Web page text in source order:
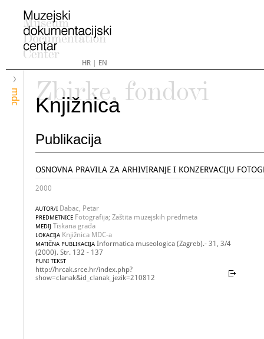
HR| EN
mdc
Zbirke, fondovi
Knjižnica
Publikacija
OSNOVNA PRAVILA ZA ARHIVIRANJE I KONZERVACIJU
2000
AUTOR/I Dabac, Petar
PREDMETNICE Fotografija; Zaštita muzejskih predmeta
MEDIJ Tiskana građa
LOKACIJA Knjižnica MDC-a
MATIČNA PUBLIKACIJA Informatica museologica (Zagreb).- 31, 3/4
(2000). Str. 132 - 137
PUNI TEKST
http://hrcak.srce.hr/index.php?
show=clanak&id_clanak_jezik=210812